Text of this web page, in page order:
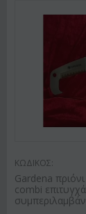
ΚΩΔΙΚΟΣ:
Gardena
combi